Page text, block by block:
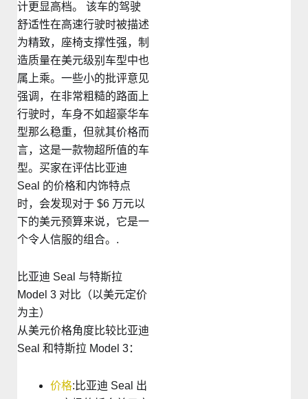
计更显高档。 该车的驾驶
舒适性在高速行驶时被描述
为精致，座椅支撑性强，制
造质量在美元级别车型中也
属上乘。一些小的批评意见
强调，在非常粗糙的路面上
行驶时，车身不如超豪华车
型那么稳重，但就其价格而
言，这是一款物超所值的车
型。买家在评估比亚迪
Seal 的价格和内饰特点
时，会发现对于 $6 万元以
下的美元预算来说，它是一
个令人信服的组合。.
比亚迪 Seal 与特斯拉
Model 3 对比（以美元定价
为主）
从美元价格角度比较比亚迪
Seal 和特斯拉 Model 3：
价格:比亚迪 Seal 出